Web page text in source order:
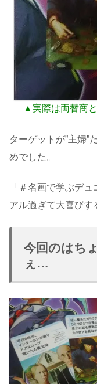
▲実際は両替商
ターゲットが”主婦”
めでした。
「＃名画で学ぶデ
アル過ぎて大喜びす
今回のはち
ぇ…